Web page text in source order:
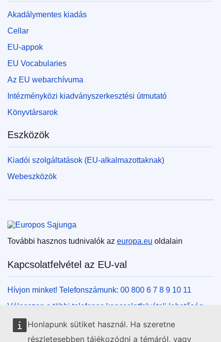
Honlapunk sütiket használ. Ha szeretne
részletesebben tájékozódni a témáról, vagy
Akadálymentes kiadás
Cellar
EU-appok
EU Vocabularies
Az EU webarchívuma
Intézményközi kiadványszerkesztési útmutató
Könyvtársarok
Eszközök
Kiadói szolgáltatások (EU-alkalmazottaknak)
Webeszközök
Európai Unió
További hasznos tudnivalók az europa.eu oldalain
Kapcsolatfelvétel az EU-val
Hívjon minket! Telefonszámunk: 00 800 6 7 8 9 10 11
Válasszon a többi telefonos kapcsolatfelvételi lehetőség
közül!
Írjon nekünk kapcsolatfelvételi űrlapunk kitöltésével!